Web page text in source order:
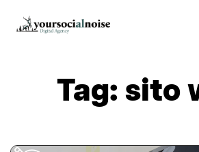
Tag: sito